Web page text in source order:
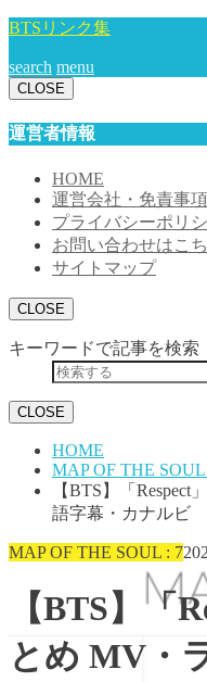
BTSリンク集
search menu
CLOSE
運営者情報
HOME
運営会社・免責事項
プライバシーポリ
お問い合わせはこ
サイトマップ
CLOSE
キーワードで記事を検索
CLOSE
HOME
MAP OF THE SOUL
【BTS】「
語字幕・カナルビ
MAP OF THE SOUL : 7
【BTS】「
とめ MV・